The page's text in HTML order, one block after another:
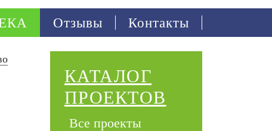
Отзывы Контакты
КАТАЛОГ
ПРОЕКТОВ
Все проекты